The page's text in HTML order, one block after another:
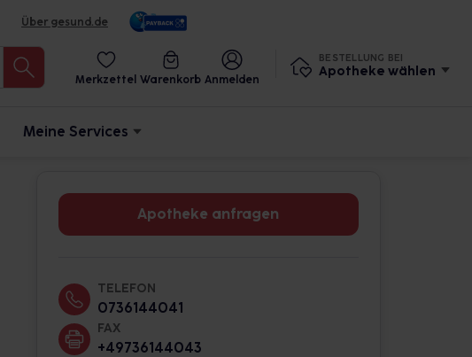
Über gesund.de
Merkzettel Warenkorb Anmelden
BESTELLUNG BEI
Apotheke wählen
Meine Services
Apotheke anfragen
TELEFON
0736144041
FAX
+49736144043